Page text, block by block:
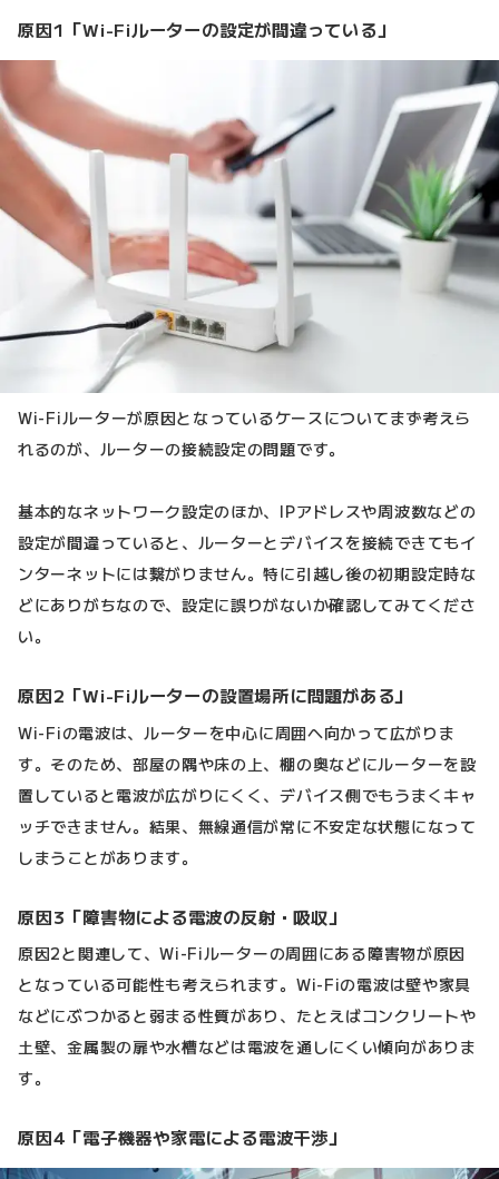
原因1「Wi-Fiルーターの設定が間違っている」
Wi-Fiルーターが原因となっているケースについてまず考えら
れるのが、ルーターの接続設定の問題です。
基本的なネットワーク設定のほか、IPアドレスや周波数などの
設定が間違っていると、ルーターとデバイスを接続できてもイ
ンターネットには繋がりません。特に引越し後の初期設定時な
どにありがちなので、設定に誤りがないか確認してみてくださ
い。
原因2「Wi-Fiルーターの設置場所に問題がある」
Wi-Fiの電波は、ルーターを中心に周囲へ向かって広がりま
す。そのため、部屋の隅や床の上、棚の奥などにルーターを設
置していると電波が広がりにくく、デバイス側でもうまくキャ
ッチできません。結果、無線通信が常に不安定な状態になって
しまうことがあります。
原因3「障害物による電波の反射・吸収」
原因2と関連して、Wi-Fiルーターの周囲にある障害物が原因
となっている可能性も考えられます。Wi-Fiの電波は壁や家具
などにぶつかると弱まる性質があり、たとえばコンクリートや
土壁、金属製の扉や水槽などは電波を通しにくい傾向がありま
す。
原因4「電子機器や家電による電波干渉」